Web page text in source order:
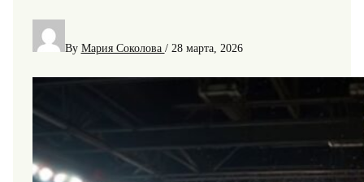
By Мария Соколова / 28 марта, 2026